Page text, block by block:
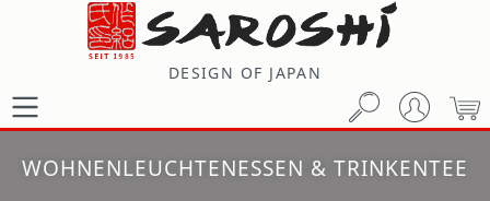
Zum Hauptinhalt springen
DESIGN OF JAPAN
WOHNENLEUCHTENESSEN & TRINKENTEE